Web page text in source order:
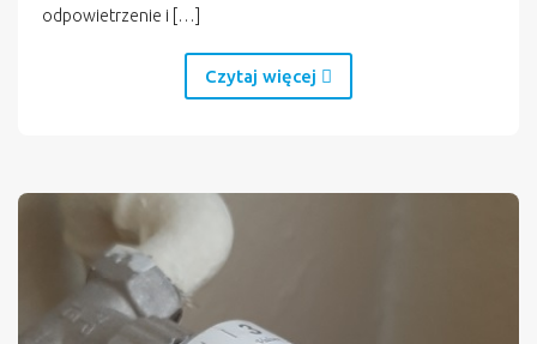
odpowietrzenie i […]
Czytaj więcej